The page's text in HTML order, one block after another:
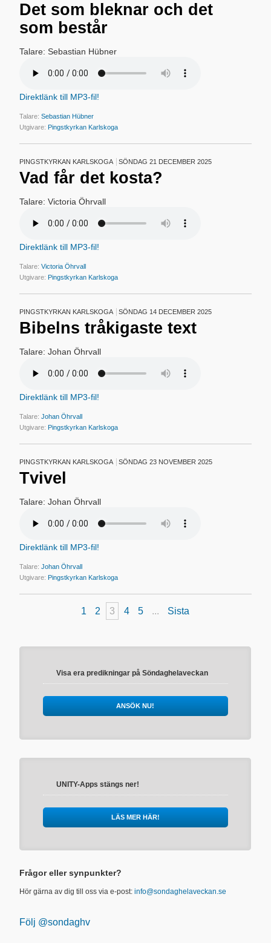
Det som bleknar och det
som består
Talare: Sebastian Hübner
Direktlänk till MP3-fil!
Talare:Sebastian Hübner
Utgivare:Pingstkyrkan Karlskoga
PINGSTKYRKAN KARLSKOGA SÖNDAG 21 DECEMBER 2025
Vad får det kosta?
Talare: Victoria Öhrvall
Direktlänk till MP3-fil!
Talare:Victoria Öhrvall
Utgivare:Pingstkyrkan Karlskoga
PINGSTKYRKAN KARLSKOGA SÖNDAG 14 DECEMBER 2025
Bibelns tråkigaste text
Talare: Johan Öhrvall
Direktlänk till MP3-fil!
Talare:Johan Öhrvall
Utgivare:Pingstkyrkan Karlskoga
PINGSTKYRKAN KARLSKOGA SÖNDAG 23 NOVEMBER 2025
Tvivel
Talare: Johan Öhrvall
Direktlänk till MP3-fil!
Talare:Johan Öhrvall
Utgivare:Pingstkyrkan Karlskoga
1 2 3 4 5 ... Sista
Visa era predikningar på Söndaghelaveckan
ANSÖK NU!
UNITY-Apps stängs ner!
LÄS MER HÄR!
Frågor eller synpunkter?
Hör gärna av dig till oss via e-post:info@sondaghelaveckan.se
Följ @sondaghv